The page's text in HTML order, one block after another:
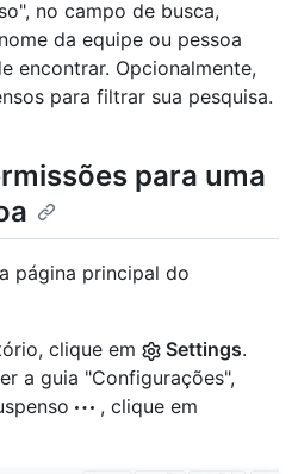
no campo de busca,
da equipe ou pessoa
encontrar. Opcionalmente,
para filtrar sua pesquisa.
para uma
página principal do
clique em
Settings.
a guia "Configurações",
, clique em